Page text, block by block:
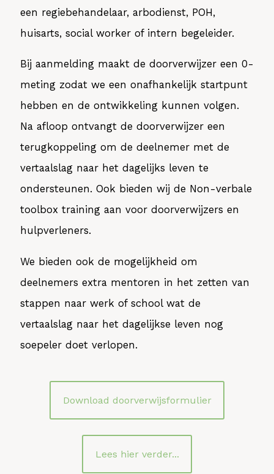
een regiebehandelaar, arbodienst, POH,
huisarts, social worker of intern begeleider.
Bij aanmelding maakt de doorverwijzer een 0-
meting zodat we een onafhankelijk startpunt
hebben en de ontwikkeling kunnen volgen.
Na afloop ontvangt de doorverwijzer een
terugkoppeling om de deelnemer met de
vertaalslag naar het dagelijks leven te
ondersteunen. Ook bieden wij de Non-verbale
toolbox training aan voor doorverwijzers en
hulpverleners.
We bieden ook de mogelijkheid om
deelnemers extra mentoren in het zetten van
stappen naar werk of school wat de
vertaalslag naar het dagelijkse leven nog
soepeler doet verlopen.
Download doorverwijsformulier
Lees hier verder...